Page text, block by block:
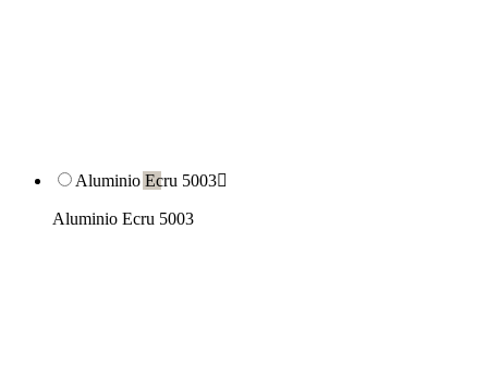
Aluminio Ecru 5003
Aluminio Ecru 5003